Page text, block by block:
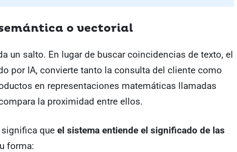
o vectorial
un salto. En lugar de buscar coincidencias de texto, el
por IA, convierte tanto la consulta del cliente como
en representaciones matemáticas llamadas
la proximidad entre ellos.
que el sistema entiende el significado de las
forma: